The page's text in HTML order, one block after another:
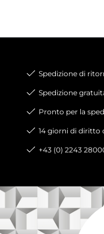
Spedizione di
Spedizione
Pronto per la
14 giorni di diritto
+43 (0) 2243